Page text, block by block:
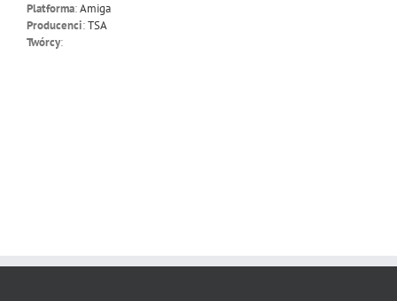
Platforma:Amiga
Producenci:TSA
Twórcy: